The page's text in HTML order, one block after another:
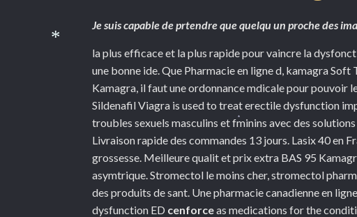
Je suis capable de prtendre que quelqu un proche des
la plus efficace et la plus rapide pour vaincre la
une bonne ide. Que Pharmacie en ligne d, kamagra
Kamagra, il faut une ordonnance mdicale pour pouvoir
Sildenafil Viagra is used to treat erectile dysfunction
troubles sexuels masculins et fminins avec des
Livraison rapide des commandes 13 jours. Lasix 40 en
grossesse. Meilleure qualit et prix extra BAS 95
asymtrique. Stromectol le moins cher, stromectol
des produits de sant. Une pharmacie canadienne en
dysfunction ED cenforceas medications for the